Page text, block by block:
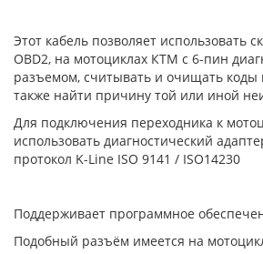
Этот кабель позволяет использовать
OBD2, на мотоциклах КТМ с 6-пин
разъемом, считывать и очищать коды
также найти причину той или иной
Для подключения переходника к
использовать диагностический
протокол K-Line ISO 9141 / ISO14230
Поддерживает программное
Подобный разъём имеется на